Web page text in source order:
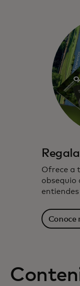
Ofrece a
obsequio
Conoce